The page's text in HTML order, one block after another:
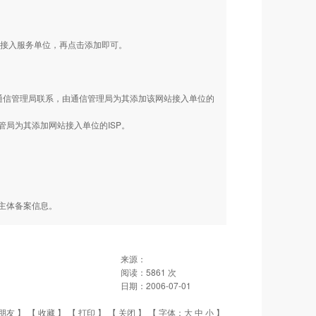
服务单位，再点击添加即可。
管理局联系，由通信管理局为其添加该网站接入单位的
为其添加网站接入单位的ISP。
备案信息。
来源：
阅读： 5861 次
日期： 2006-07-01
友 】 【 收藏 】 【 打印 】 【 关闭 】 【 字体： 大中 小 】